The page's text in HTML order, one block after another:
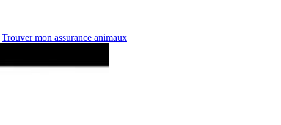
Trouver mon assurance animaux